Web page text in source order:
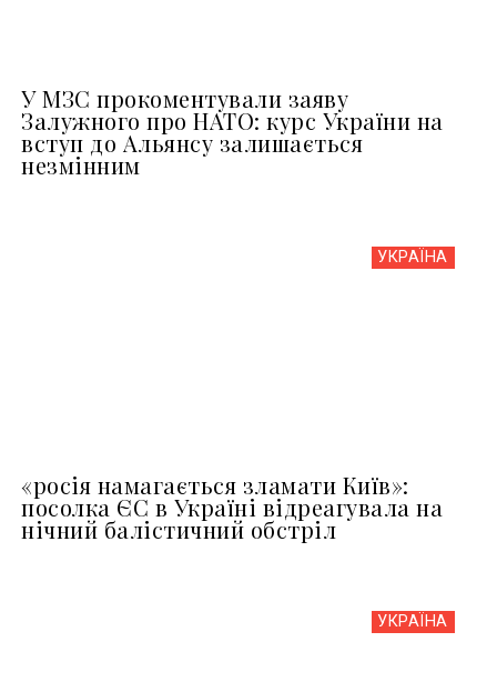
У МЗС прокоментували заяву
Залужного про НАТО: курс України на
вступ до Альянсу залишається
незмінним
УКРАЇНА
«росія намагається зламати Київ»:
посолка ЄС в Україні відреагувала на
нічний балістичний обстріл
УКРАЇНА